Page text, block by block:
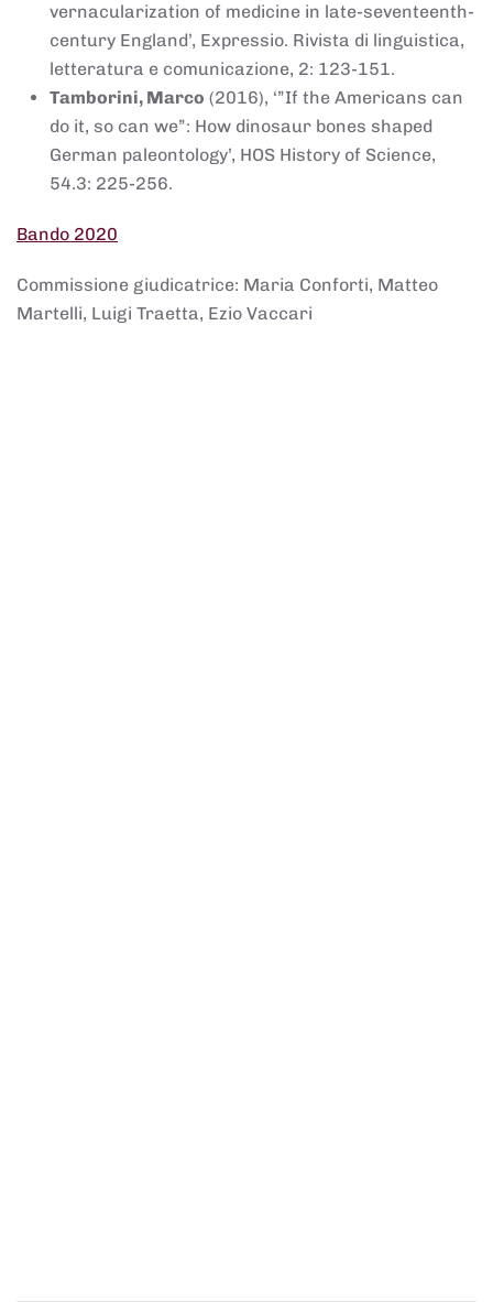
vernacularization of medicine in late-seventeenth-
century England’, Expressio. Rivista di linguistica,
letteratura e comunicazione, 2: 123-151.
Tamborini, Marco (2016), ‘”If the Americans can
do it, so can we”: How dinosaur bones shaped
German paleontology’, HOS History of Science,
54.3: 225-256.
Bando 2020
Commissione giudicatrice: Maria Conforti, Matteo
Martelli, Luigi Traetta, Ezio Vaccari